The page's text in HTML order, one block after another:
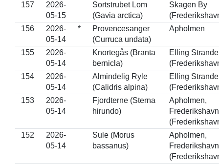
157
2026-
05-15
Sortstrubet Lom
(Gavia arctica)
Skagen By
156
2026-
05-14
*
Provencesanger
(Curruca undata)
Apholmen
155
2026-
05-14
Knortegås (Branta
bernicla)
Elling
154
2026-
05-14
Almindelig Ryle
(Calidris alpina)
Elling
153
2026-
05-14
Fjordterne (Sterna
hirundo)
Apholmen,
Frederikshavn
152
2026-
05-14
Sule (Morus
bassanus)
Apholmen,
Frederikshavn